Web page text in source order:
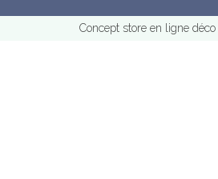
Concept store en ligne